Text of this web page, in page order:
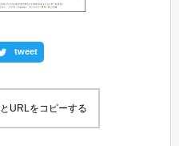
tweet
URLをコピーする